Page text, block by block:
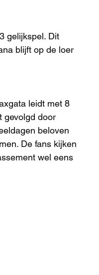
gelijkspel. Dit
blijft op de loer
leidt met 8
gevolgd door
beloven
De fans kijken
wel eens